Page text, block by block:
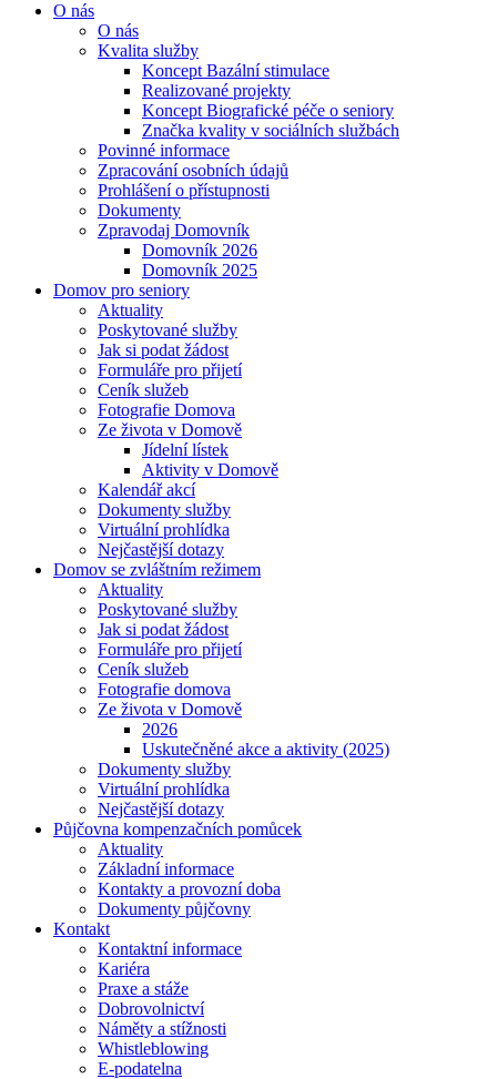
O nás
O nás
Kvalita služby
Koncept Bazální stimulace
Realizované projekty
Koncept Biografické péče o seniory
Značka kvality v sociálních službách
Povinné informace
Zpracování osobních údajů
Prohlášení o přístupnosti
Dokumenty
Zpravodaj Domovník
Domovník 2026
Domovník 2025
Domov pro seniory
Aktuality
Poskytované služby
Jak si podat žádost
Formuláře pro přijetí
Ceník služeb
Fotografie Domova
Ze života v Domově
Jídelní lístek
Aktivity v Domově
Kalendář akcí
Dokumenty služby
Virtuální prohlídka
Nejčastější dotazy
Domov se zvláštním režimem
Aktuality
Poskytované služby
Jak si podat žádost
Formuláře pro přijetí
Ceník služeb
Fotografie domova
Ze života v Domově
2026
Uskutečněné akce a aktivity (2025)
Dokumenty služby
Virtuální prohlídka
Nejčastější dotazy
Půjčovna kompenzačních pomůcek
Aktuality
Základní informace
Kontakty a provozní doba
Dokumenty půjčovny
Kontakt
Kontaktní informace
Kariéra
Praxe a stáže
Dobrovolnictví
Náměty a stížnosti
Whistleblowing
E-podatelna